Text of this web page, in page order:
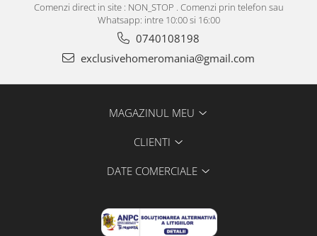
Comenzi direct in site : NON_STOP . Comenzi prin telefon sau
Whatsapp: intre 10:00 si 16:00
0740108198
exclusivehomeromania@gmail.com
MAGAZINUL MEU
CLIENTI
DATE COMERCIALE